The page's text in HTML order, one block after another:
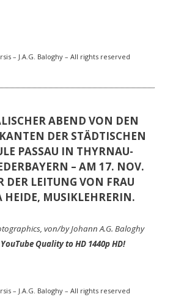
– J.A.G. Baloghy – All rights reserved
ABEND VON DEN
DER STÄDTISCHEN
PASSAU IN THYRNAU-
– AM 17. NOV.
DER LEITUNG VON FRAU
MUSIKLEHRERIN.
von/by Johann A.G. Baloghy
Quality to HD 1440p HD!
– J.A.G. Baloghy – All rights reserved